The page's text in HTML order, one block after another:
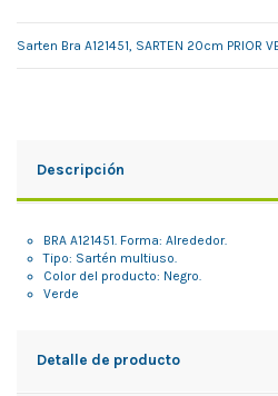
Sarten Bra A121451, SARTEN 20cm PRIOR
Descripción
BRA A121451. Forma: Alrededor.
Tipo: Sartén multiuso.
Color del producto: Negro.
Verde
Detalle de producto